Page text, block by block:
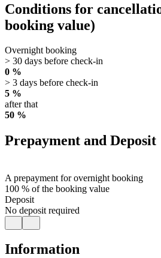
Conditions for
booking value)
Overnight booking
> 30 days before check-in
0 %
> 3 days before check-in
5 %
after that
50 %
Prepayment and Deposit
A prepayment for overnight booking
100 % of the booking value
Deposit
No deposit required
Information